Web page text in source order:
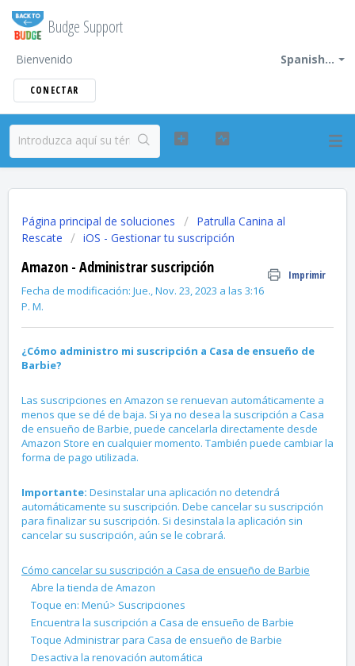
Budge Support
Spanish...
Bienvenido
CONECTAR
Página principal de soluciones
Patrulla Canina al
Rescate
iOS - Gestionar tu suscripción
Amazon - Administrar suscripción
Imprimir
Fecha de modificación: Jue., Nov. 23, 2023 a las 3:16
P. M.
¿Cómo administro mi suscripción a Casa de ensueño de
Barbie?
Las suscripciones en Amazon se renuevan automáticamente a
menos que se dé de baja. Si ya no desea la suscripción a Casa
de ensueño de Barbie, puede cancelarla directamente desde
Amazon Store en cualquier momento. También puede cambiar la
forma de pago utilizada.
Importante: Desinstalar una aplicación no detendrá
automáticamente su suscripción. Debe cancelar su suscripción
para finalizar su suscripción. Si desinstala la aplicación sin
cancelar su suscripción, aún se le cobrará.
Cómo cancelar su suscripción a Casa de ensueño de Barbie
Abre la tienda de Amazon
Toque en: Menú> Suscripciones
Encuentra la suscripción a Casa de ensueño de Barbie
Toque Administrar para Casa de ensueño de Barbie
Desactiva la renovación automática